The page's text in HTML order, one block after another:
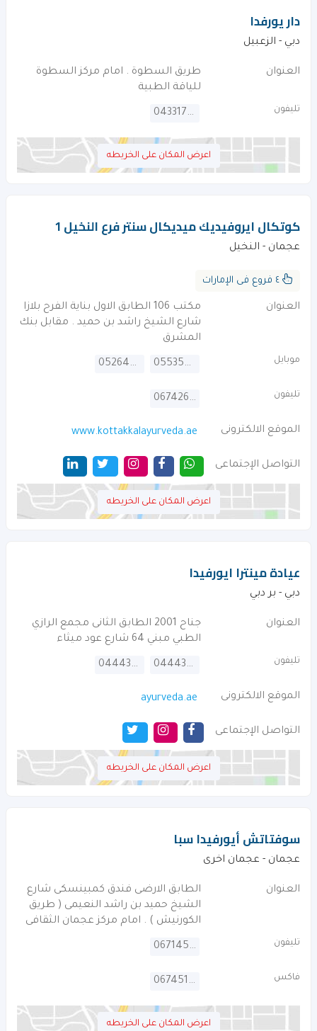
دار يورفدا
دبي - الزعبيل
العنوان
طريق السطوة . امام مركز السطوة
للياقة الطبية
تليفون 043317717
اعرض المكان على الخريطه
كوتكال ايروفيديك ميديكال سنتر فرع النخيل 1
عجمان - النخيل
العنوان
مكتب 106 الطابق الاول بناية الفرح بلازا
شارع الشيخ راشد بن حميد . مقابل بنك
المشرق
موبايل 0553564190
0526474941
تليفون 067426664
الموقع الالكترونى www.kottakkalayurveda.ae
التواصل الإجتماعى
اعرض المكان على الخريطه
عيادة مينترا ايورفيدا
دبي - بر دبي
العنوان
جناح 2001 الطابق الثانى مجمع الرازي
الطبي مبني 64 شارع عود ميثاء
تليفون 044434934
044434933
الموقع الالكترونى ayurveda.ae
التواصل الإجتماعى
اعرض المكان على الخريطه
سوفتاتش أيورفيدا سبا
عجمان - عجمان اخرى
العنوان
الطابق الارضى فندق كمبينسكى شارع
الشيخ حميد بن راشد النعيمى ( طريق
الكورنيش ) . امام مركز عجمان الثقافى
تليفون 067145535
فاكس 067451222
اعرض المكان على الخريطه